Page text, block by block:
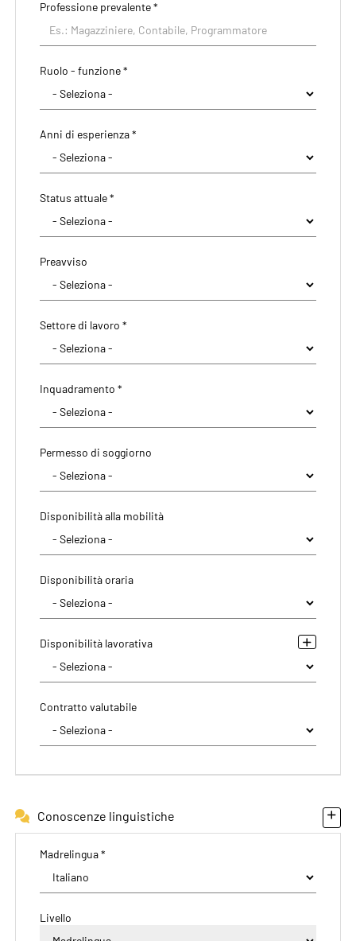
Professione prevalente*
Ruolo - funzione *
Anni di esperienza *
Status attuale *
Preavviso
Settore di lavoro *
Inquadramento *
Permesso di soggiorno
Disponibilità alla mobilità
Disponibilità oraria
Disponibilità lavorativa
Contratto valutabile
Conoscenze linguistiche
Madrelingua *
Livello